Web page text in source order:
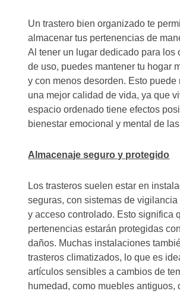
Un trastero bien organizado te
almacenar tus pertenencias de
Al tener un lugar dedicado para los
de uso, puedes mantener tu hogar
y con menos desorden. Esto puede
una mejor calidad de vida, ya que
espacio ordenado tiene efectos
bienestar emocional y mental de
Almacenaje seguro y protegido
Los trasteros suelen estar en
seguras, con sistemas de
y acceso controlado. Esto significa
pertenencias estarán protegidas
daños. Muchas instalaciones
trasteros climatizados, lo que es
artículos sensibles a cambios de
humedad, como muebles antiguos,